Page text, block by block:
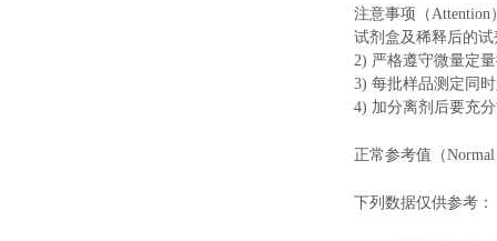
注意事项（Attention
试剂盒及稀释后的
2) 严格遵守微量定
3) 每批样品测定同
4) 加分离剂后要充
正常参考值（
下列数据仅供参考：